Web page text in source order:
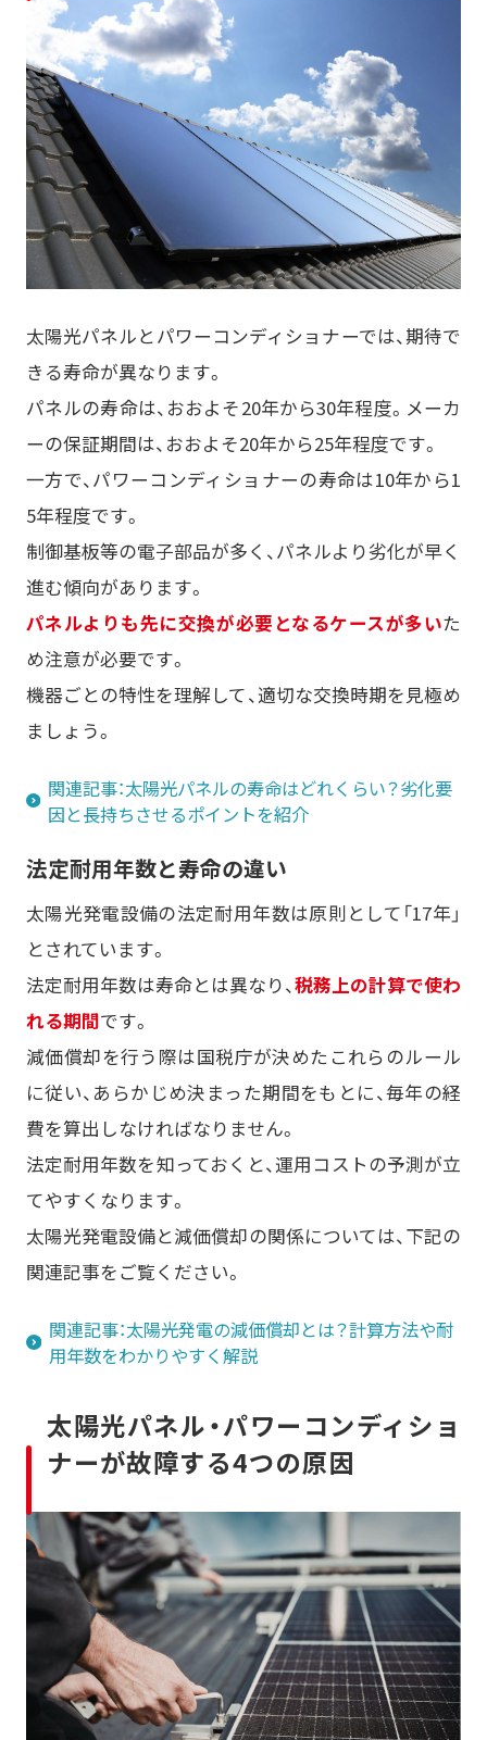
太陽光パネルとパワーコンディショナーでは、期待で
きる寿命が異なります。
パネルの寿命は、おおよそ20年から30年程度。メーカ
ーの保証期間は、おおよそ20年から25年程度です。
一方で、パワーコンディショナーの寿命は10年から1
5年程度です。
制御基板等の電子部品が多く、パネルより劣化が早く
進む傾向があります。
パネルよりも先に交換が必要となるケースが多いた
め注意が必要です。
機器ごとの特性を理解して、適切な交換時期を見極め
ましょう。
関連記事：太陽光パネルの寿命はどれくらい？劣化要
因と長持ちさせるポイントを紹介
法定耐用年数と寿命の違い
太陽光発電設備の法定耐用年数は原則として「17年」
とされています。
法定耐用年数は寿命とは異なり、税務上の計算で使わ
れる期間です。
減価償却を行う際は国税庁が決めたこれらのルール
に従い、あらかじめ決まった期間をもとに、毎年の経
費を算出しなければなりません。
法定耐用年数を知っておくと、運用コストの予測が立
てやすくなります。
太陽光発電設備と減価償却の関係については、下記の
関連記事をご覧ください。
関連記事：太陽光発電の減価償却とは？計算方法や耐
用年数をわかりやすく解説
太陽光パネル・パワーコンディショ
ナーが故障する4つの原因